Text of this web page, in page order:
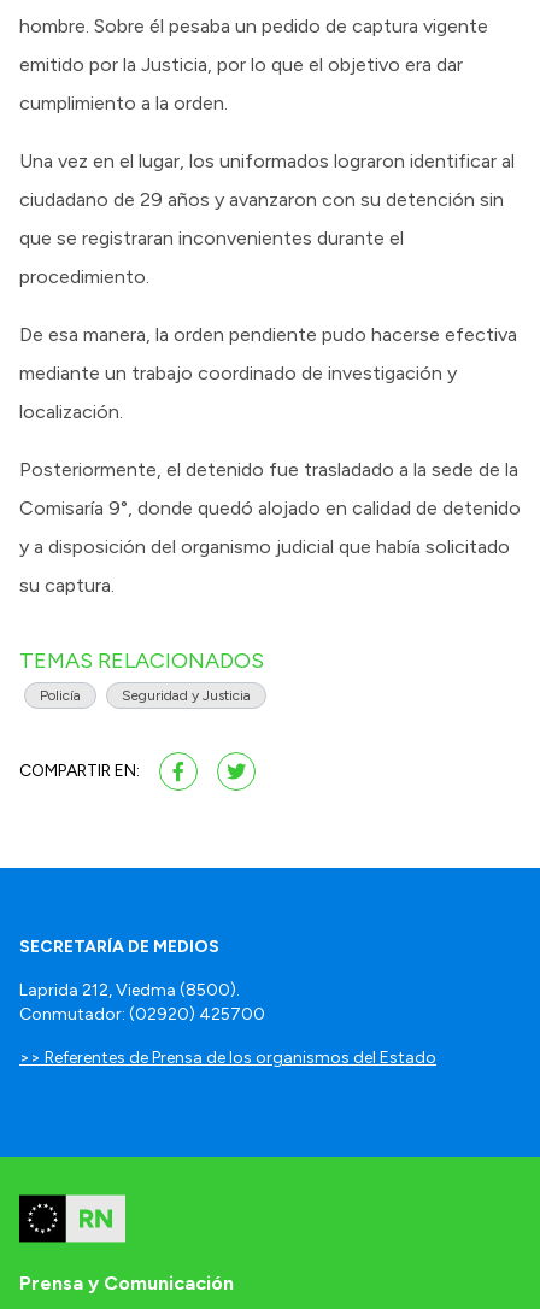
hombre. Sobre él pesaba un pedido de captura vigente
emitido por la Justicia, por lo que el objetivo era dar
cumplimiento a la orden.
Una vez en el lugar, los uniformados lograron identificar al
ciudadano de 29 años y avanzaron con su detención sin
que se registraran inconvenientes durante el
procedimiento.
De esa manera, la orden pendiente pudo hacerse efectiva
mediante un trabajo coordinado de investigación y
localización.
Posteriormente, el detenido fue trasladado a la sede de la
Comisaría 9°, donde quedó alojado en calidad de detenido
y a disposición del organismo judicial que había solicitado
su captura.
TEMAS RELACIONADOS
Policía Seguridad y Justicia
COMPARTIR EN:
SECRETARÍA DE MEDIOS
Laprida 212, Viedma (8500).
Conmutador: (02920) 425700
>> Referentes de Prensa de los organismos del Estado
Prensa y Comunicación